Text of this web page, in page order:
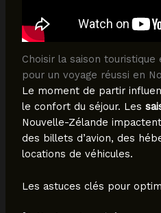
Choisir la saison
pour un voyage réussi en
Le moment de partir
le confort du séjour. Les
Nouvelle-Zélande
des billets d’avion, des
locations de véhicules.
Les astuces clés pour